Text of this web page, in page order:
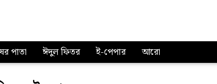
পাতা ঈদুল ফিতর ই-পেপার আরো